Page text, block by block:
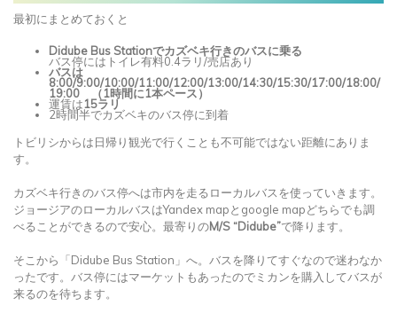
最初にまとめておくと
Didube Bus Stationでカズベキ行きのバスに乗る
バス停にはトイレ有料0.4ラリ/売店あり
バスは
8:00/9:00/10:00/11:00/12:00/13:00/14:30/15:30/17:00/18:00/
19:00 （1時間に1本ペース）
運賃は15ラリ
2時間半でカズベキのバス停に到着
トビリシからは日帰り観光で行くことも不可能ではない距離にありま
す。
カズベキ行きのバス停へは市内を走るローカルバスを使っていきます。
ジョージアのローカルバスはYandex mapとgoogle mapどちらでも調
べることができるので安心。最寄りのM/S “Didube”で降ります。
そこから「Didube Bus Station」へ。バスを降りてすぐなので迷わなか
ったです。バス停にはマーケットもあったのでミカンを購入してバスが
来るのを待ちます。